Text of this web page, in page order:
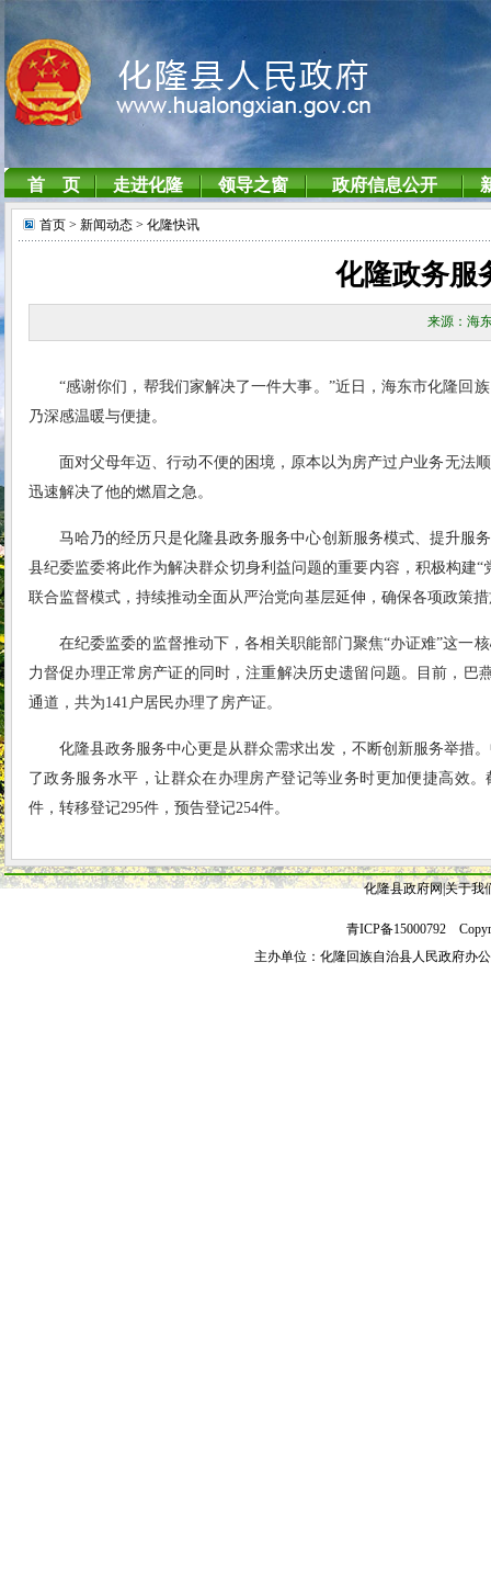
首页 > 新闻动态 > 化隆快讯
化隆政务服
来源：海
“感谢你们，帮我们家解决了一件大事。”近日，海东市化隆回
乃深感温暖与便捷。
面对父母年迈、行动不便的困境，原本以为房产过户业务无法
迅速解决了他的燃眉之急。
马哈乃的经历只是化隆县政务服务中心创新服务模式、提升服
县纪委监委将此作为解决群众切身利益问题的重要内容，积极构建
联合监督模式，持续推动全面从严治党向基层延伸，确保各项政策
在纪委监委的监督推动下，各相关职能部门聚焦“办证难”这一
力督促办理正常房产证的同时，注重解决历史遗留问题。目前，
通道，共为141户居民办理了房产证。
化隆县政务服务中心更是从群众需求出发，不断创新服务举措
了政务服务水平，让群众在办理房产登记等业务时更加便捷高效
件，转移登记295件，预告登记254件。